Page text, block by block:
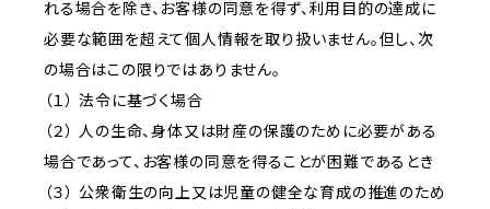
れる場合を除き、お客様の同意を得ず、利用目的の達成に
必要な範囲を超えて個人情報を取り扱いません。但し、次
の場合はこの限りではありません。
（１） 法令に基づく場合
（２） 人の生命、身体又は財産の保護のために必要がある
場合であって、お客様の同意を得ることが困難であるとき
（３） 公衆衛生の向上又は児童の健全な育成の推進のため